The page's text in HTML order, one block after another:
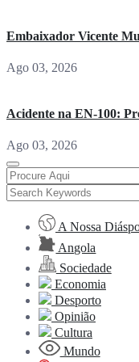
Embaixador Vicente
Ago 03, 2026
Acidente na EN-100:
Ago 03, 2026
A Nossa
Angola
Sociedade
Economia
Desporto
Opinião
Cultura
Mundo